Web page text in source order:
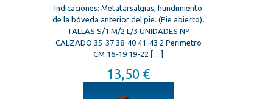
Indicaciones: Metatarsalgias, hundimiento
de la bóveda anterior del pie. (Pie abierto).
TALLAS S/1 M/2 L/3 UNIDADES Nº
CALZADO 35-37 38-40 41-43 2 Perimetro
CM 16-19 19-22 […]
13,50 €